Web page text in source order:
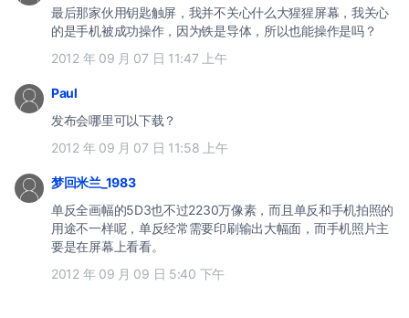
最后那家伙用钥匙触屏，我并不关心什么大猩猩屏幕，我关心
的是手机被成功操作，因为铁是导体，所以也能操作是吗？
2012 年 09 月 07 日 11:47 上午
Paul
发布会哪里可以下载？
2012 年 09 月 07 日 11:58 上午
梦回米兰_1983
单反全画幅的5D3也不过2230万像素，而且单反和手机拍照的
用途不一样呢，单反经常需要印刷输出大幅面，而手机照片主
要是在屏幕上看看。
2012 年 09 月 09 日 5:40 下午